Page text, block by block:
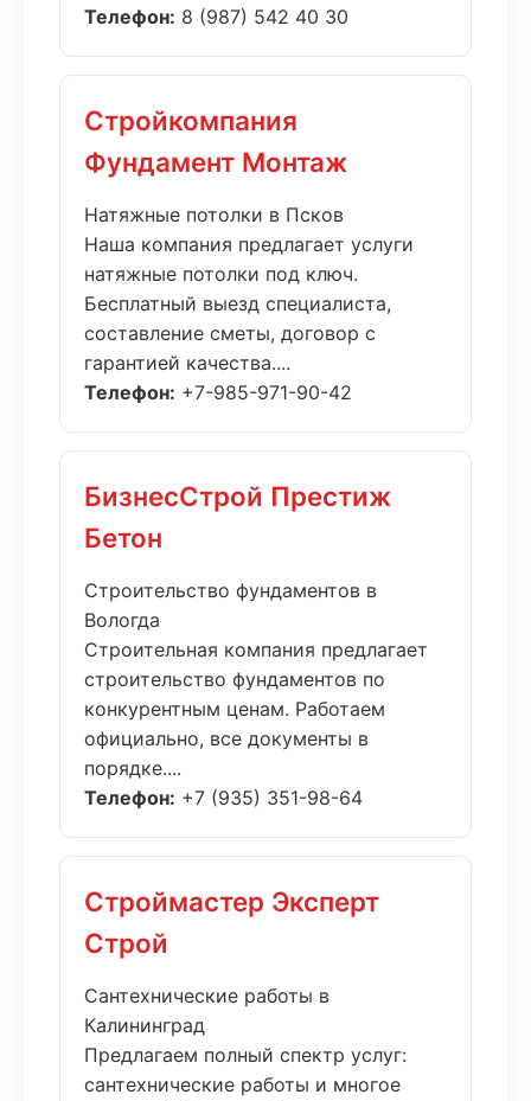
Телефон: 8 (987) 542 40 30
Стройкомпания
Фундамент Монтаж
Натяжные потолки в Псков
Наша компания предлагает услуги
натяжные потолки под ключ.
Бесплатный выезд специалиста,
составление сметы, договор с
гарантией качества....
Телефон: +7-985-971-90-42
БизнесСтрой Престиж
Бетон
Строительство фундаментов в
Вологда
Строительная компания предлагает
строительство фундаментов по
конкурентным ценам. Работаем
официально, все документы в
порядке....
Телефон: +7 (935) 351-98-64
Строймастер Эксперт
Строй
Сантехнические работы в
Калининград
Предлагаем полный спектр услуг:
сантехнические работы и многое